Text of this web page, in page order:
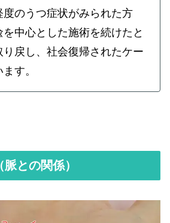
のうつ症状がみられた方
中心とした施術を続けたと
り戻し、社会復帰されたケー
す。
との関係）